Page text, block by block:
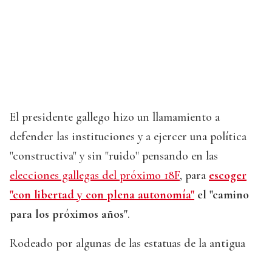
El presidente gallego hizo un llamamiento a
defender las instituciones y a ejercer una política
"constructiva" y sin "ruido" pensando en las
elecciones gallegas del próximo 18F, para escoger
"con libertad y con plena autonomía" el "camino
para los próximos años".
Rodeado por algunas de las estatuas de la antigua